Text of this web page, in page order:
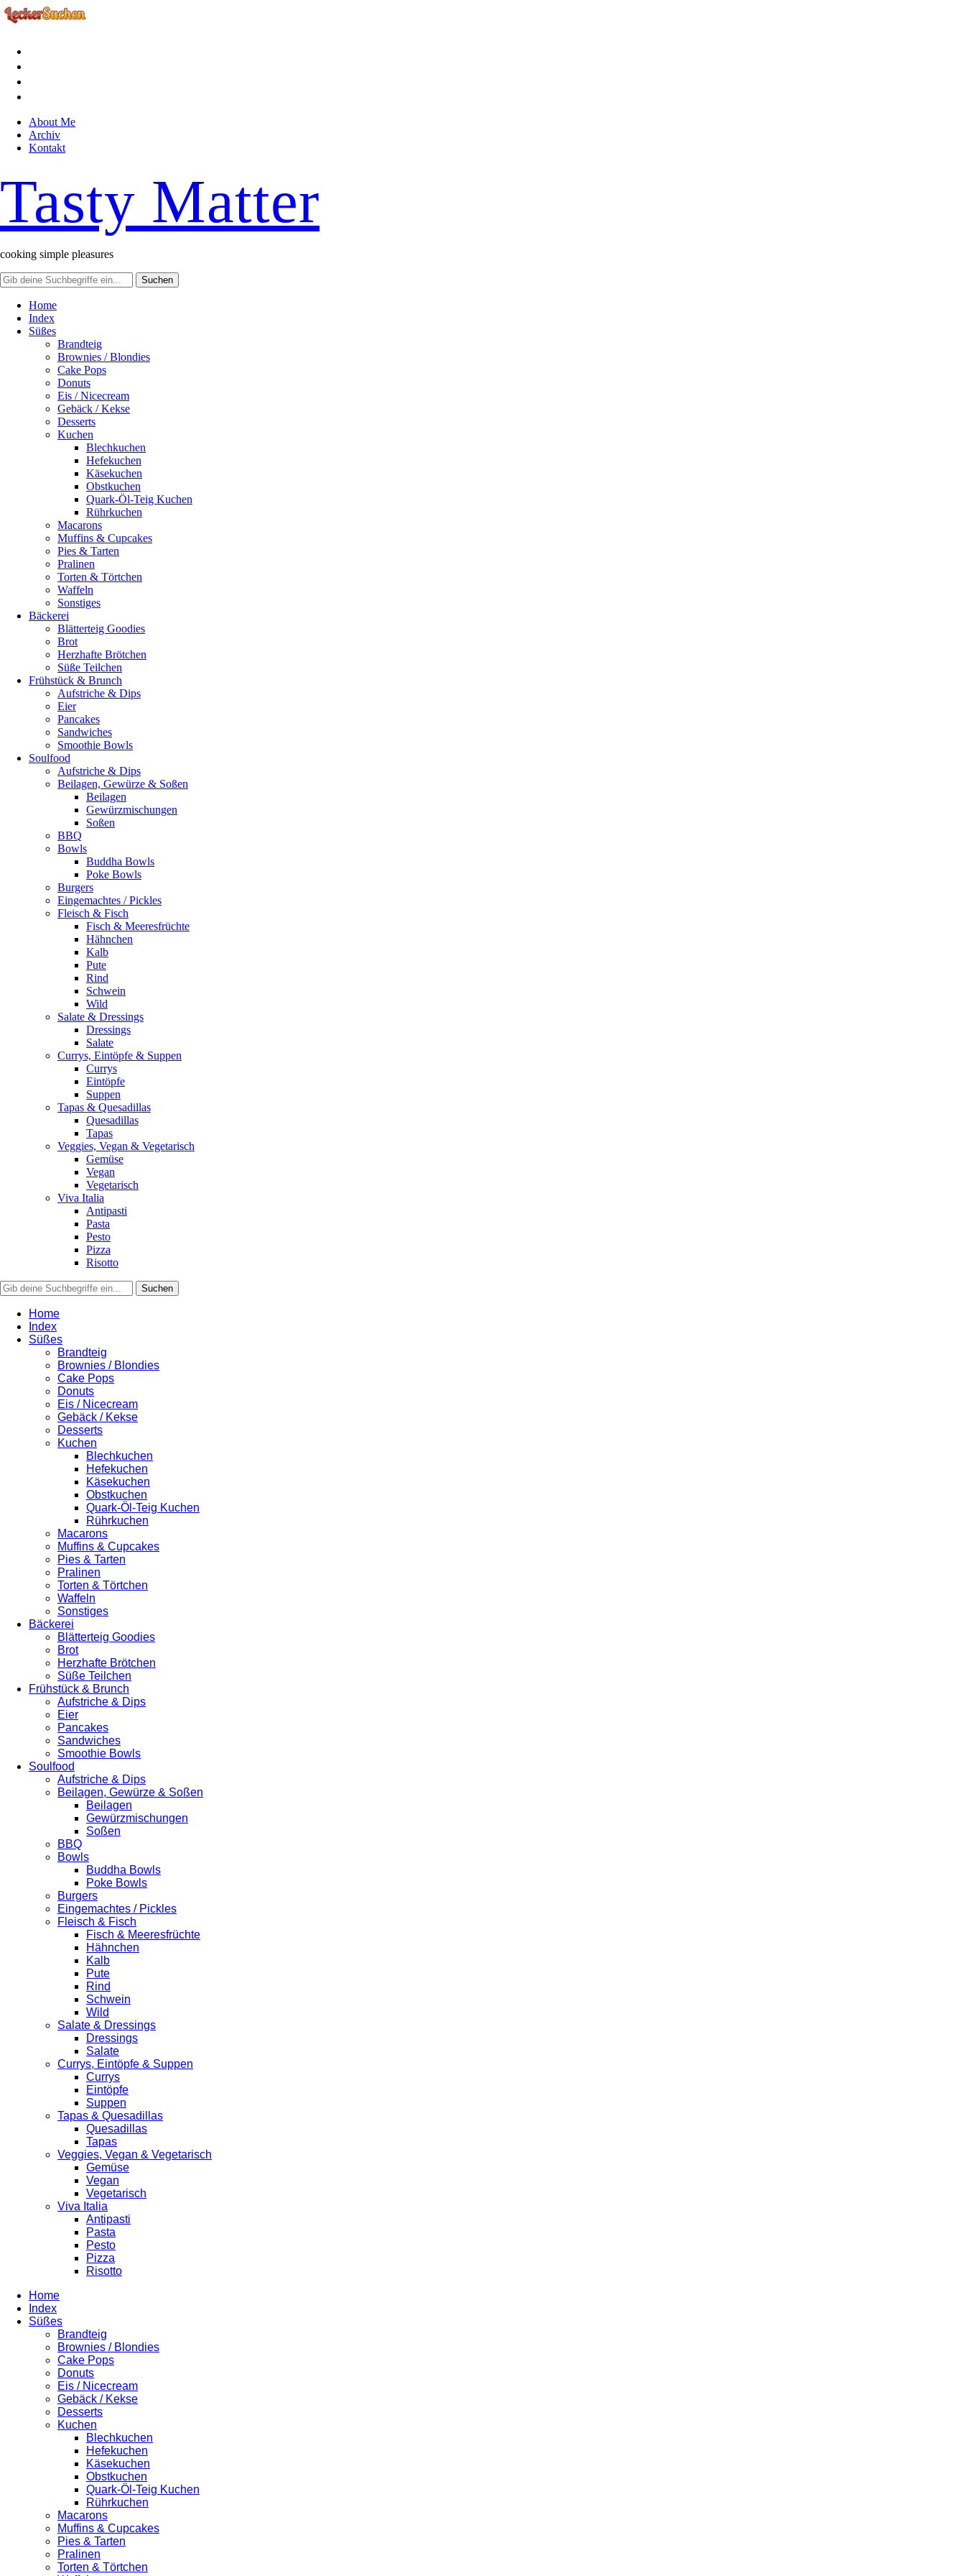
About Me
Archiv
Kontakt
Tasty Matter
cooking simple pleasures
Home
Index
Süßes
Brandteig
Brownies / Blondies
Cake Pops
Donuts
Eis / Nicecream
Gebäck / Kekse
Desserts
Kuchen
Blechkuchen
Hefekuchen
Käsekuchen
Obstkuchen
Quark-Öl-Teig Kuchen
Rührkuchen
Macarons
Muffins & Cupcakes
Pies & Tarten
Pralinen
Torten & Törtchen
Waffeln
Sonstiges
Bäckerei
Blätterteig Goodies
Brot
Herzhafte Brötchen
Süße Teilchen
Frühstück & Brunch
Aufstriche & Dips
Eier
Pancakes
Sandwiches
Smoothie Bowls
Soulfood
Aufstriche & Dips
Beilagen, Gewürze & Soßen
Beilagen
Gewürzmischungen
Soßen
BBQ
Bowls
Buddha Bowls
Poke Bowls
Burgers
Eingemachtes / Pickles
Fleisch & Fisch
Fisch & Meeresfrüchte
Hähnchen
Kalb
Pute
Rind
Schwein
Wild
Salate & Dressings
Dressings
Salate
Currys, Eintöpfe & Suppen
Currys
Eintöpfe
Suppen
Tapas & Quesadillas
Quesadillas
Tapas
Veggies, Vegan & Vegetarisch
Gemüse
Vegan
Vegetarisch
Viva Italia
Antipasti
Pasta
Pesto
Pizza
Risotto
Home
Index
Süßes
Brandteig
Brownies / Blondies
Cake Pops
Donuts
Eis / Nicecream
Gebäck / Kekse
Desserts
Kuchen
Blechkuchen
Hefekuchen
Käsekuchen
Obstkuchen
Quark-Öl-Teig Kuchen
Rührkuchen
Macarons
Muffins & Cupcakes
Pies & Tarten
Pralinen
Torten & Törtchen
Waffeln
Sonstiges
Bäckerei
Blätterteig Goodies
Brot
Herzhafte Brötchen
Süße Teilchen
Frühstück & Brunch
Aufstriche & Dips
Eier
Pancakes
Sandwiches
Smoothie Bowls
Soulfood
Aufstriche & Dips
Beilagen, Gewürze & Soßen
Beilagen
Gewürzmischungen
Soßen
BBQ
Bowls
Buddha Bowls
Poke Bowls
Burgers
Eingemachtes / Pickles
Fleisch & Fisch
Fisch & Meeresfrüchte
Hähnchen
Kalb
Pute
Rind
Schwein
Wild
Salate & Dressings
Dressings
Salate
Currys, Eintöpfe & Suppen
Currys
Eintöpfe
Suppen
Tapas & Quesadillas
Quesadillas
Tapas
Veggies, Vegan & Vegetarisch
Gemüse
Vegan
Vegetarisch
Viva Italia
Antipasti
Pasta
Pesto
Pizza
Risotto
Home
Index
Süßes
Brandteig
Brownies / Blondies
Cake Pops
Donuts
Eis / Nicecream
Gebäck / Kekse
Desserts
Kuchen
Blechkuchen
Hefekuchen
Käsekuchen
Obstkuchen
Quark-Öl-Teig Kuchen
Rührkuchen
Macarons
Muffins & Cupcakes
Pies & Tarten
Pralinen
Torten & Törtchen